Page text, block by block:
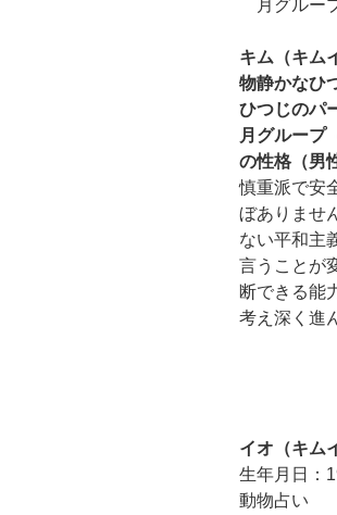
月グルー
キム（キム
物静かなひ
ひつじのパ
月グループ
の性格（男
慎重派で安
ぼありませ
ない平和主
言うことが
断できる能
考え深く進
イオ（キム
生年月日：
動物占い